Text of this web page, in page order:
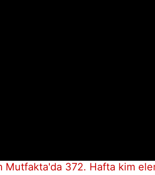
Mutfakta'da 372. Hafta kim